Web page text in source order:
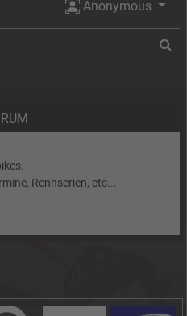
Anonymous
Rennserien, etc...